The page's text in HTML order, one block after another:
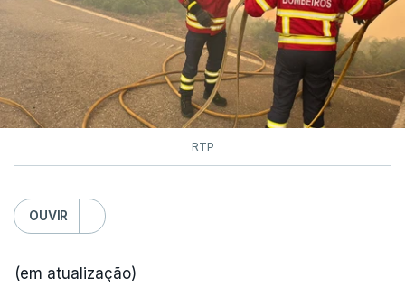
RTP
OUVIR
(em atualização)